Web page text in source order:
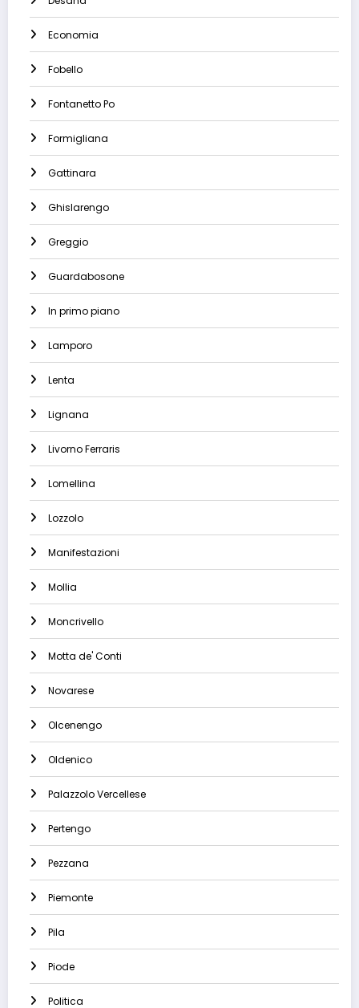
Economia
Fobello
Fontanetto Po
Formigliana
Gattinara
Ghislarengo
Greggio
Guardabosone
In primo piano
Lamporo
Lenta
Lignana
Livorno Ferraris
Lomellina
Lozzolo
Manifestazioni
Mollia
Moncrivello
Motta de' Conti
Novarese
Olcenengo
Oldenico
Palazzolo Vercellese
Pertengo
Pezzana
Piemonte
Pila
Piode
Politica